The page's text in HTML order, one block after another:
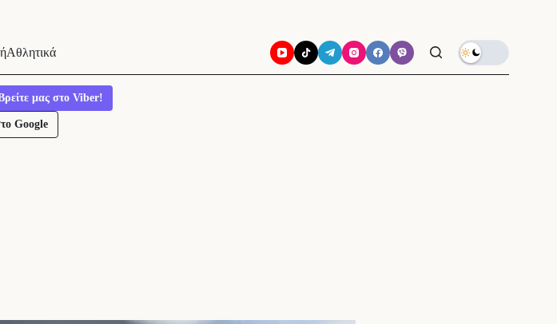
Αθλητικά
μας στο Viber!
Google